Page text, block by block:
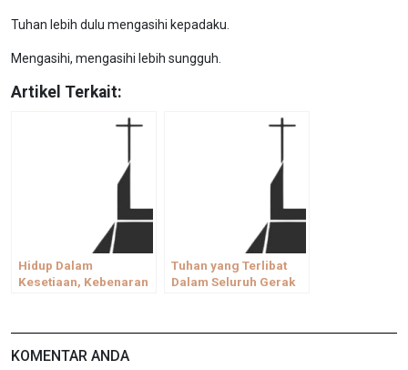
Tuhan lebih dulu mengasihi kepadaku.
Mengasihi, mengasihi lebih sungguh.
Artikel Terkait:
Hidup Dalam
Kesetiaan, Kebenaran
Tuhan yang Terlibat
Dalam Seluruh Gerak
KOMENTAR ANDA